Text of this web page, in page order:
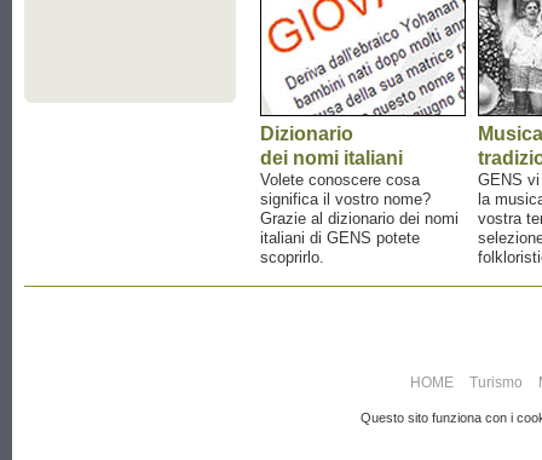
Dizionario
dei nomi italiani
Volete conoscere cosa
significa il vostro nome?
Grazie al dizionario dei nomi
italiani di GENS potete
scoprirlo.
Musica
GENS
la
vostra
HOME Turismo
Questo sito funziona con i